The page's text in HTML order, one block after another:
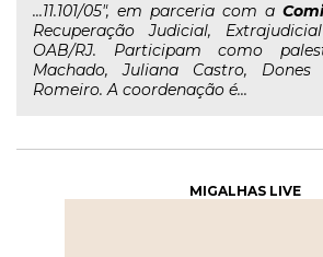
...11.101/05", em parceria com a
Recuperação Judicial,
OAB/RJ. Participam como
Machado, Juliana Castro,
Romeiro. A coordenação é...
MIGALHAS LIVE